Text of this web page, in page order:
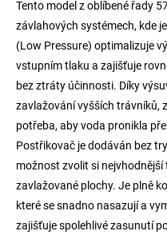
Tento model z oblíbené řady
závlahových systémech, kde
(Low Pressure) optimalizuje
vstupním tlaku a zajišťuje
bez ztráty účinnosti. Díky
zavlažování vyšších trávníků,
potřeba, aby voda pronikla
Postřikovač je dodáván bez
možnost zvolit si
zavlažované plochy. Je plně
které se snadno nasazují a
zajišťuje spolehlivé zasunutí